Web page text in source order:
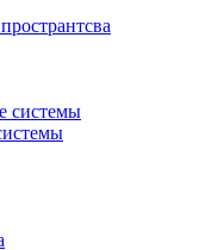
системы